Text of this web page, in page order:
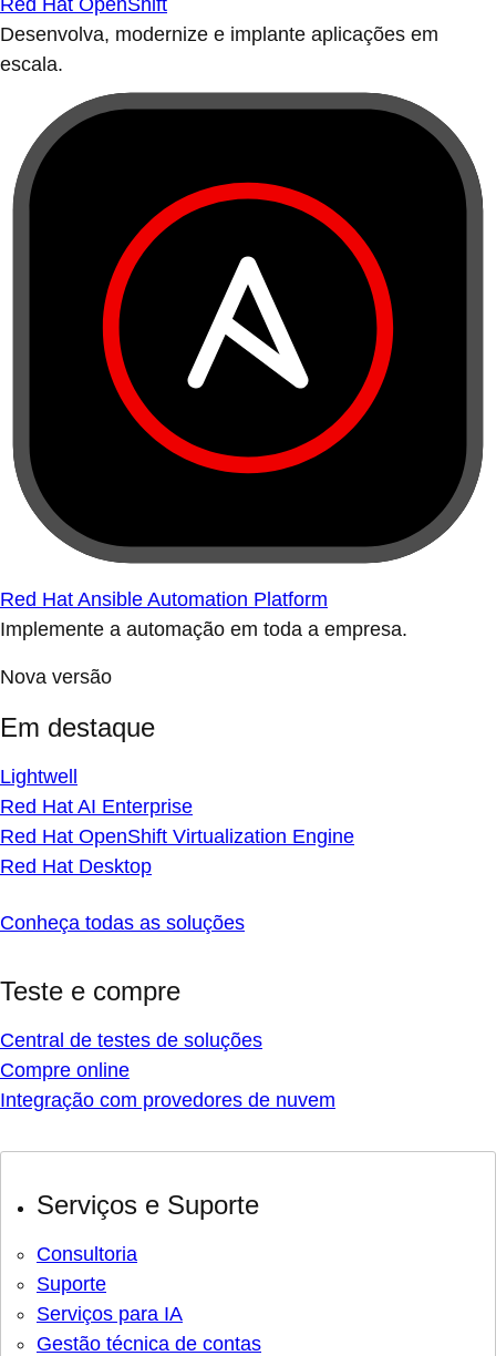
Red Hat OpenShift
Desenvolva, modernize e implante aplicações em
escala.
Red Hat Ansible Automation Platform
Implemente a automação em toda a empresa.
Nova versão
Em destaque
Lightwell
Red Hat AI Enterprise
Red Hat OpenShift Virtualization Engine
Red Hat Desktop
Conheça todas as soluções
Teste e compre
Central de testes de soluções
Compre online
Integração com provedores de nuvem
Serviços e Suporte
Consultoria
Suporte
Serviços para IA
Gestão técnica de contas